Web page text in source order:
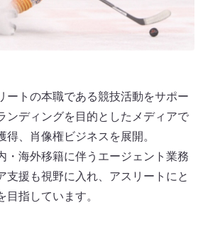
ートの本職である競技活動をサポー
ンディングを目的としたメディアで
、肖像権ビジネスを展開。
・海外移籍に伴うエージェント業務
支援も視野に入れ、アスリートにと
目指しています。